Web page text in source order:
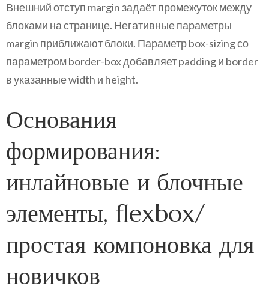
Внешний отступ margin задаёт промежуток между
блоками на странице. Негативные параметры
margin приближают блоки. Параметр box-sizing со
параметром border-box добавляет padding и border
в указанные width и height.
Основания
формирования:
инлайновые и блочные
элементы, flexbox/
простая компоновка для
новичков